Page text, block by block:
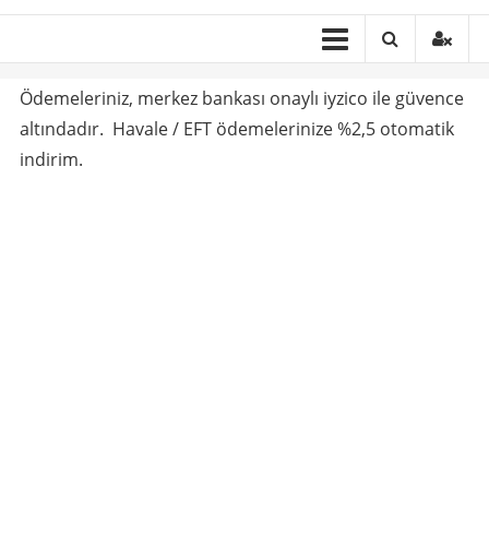
Ödemeleriniz, merkez bankası onaylı iyzico ile güvence
altındadır. Havale / EFT ödemelerinize %2,5 otomatik
indirim.